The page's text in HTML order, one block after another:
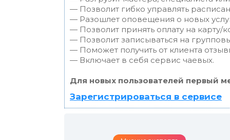
— Позволит гибко управлять
— Разошлет оповещения о новых
— Позволит принять оплату на карту/
— Позволит записываться на
— Поможет получить от клиента
— Включает в себя сервис чаевых.
Для новых пользователей первый
Зарегистрироваться в сервисе